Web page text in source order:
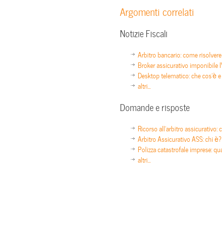
Argomenti correlati
Notizie Fiscali
Arbitro bancario: come
Broker assicurativo imponibile
Desktop telematico: che cos’è
altri...
Domande e risposte
Ricorso all’arbitro
Arbitro Assicurativo ASS: chi è?
Polizza catastrofale imprese:
altri...